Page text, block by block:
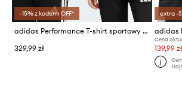
-15% z kodem: OFF*
adidas Performance T-shirt sportowy dziecięcy REAL MADRID
329,99 zł
extra -
Cena
139,99 zł